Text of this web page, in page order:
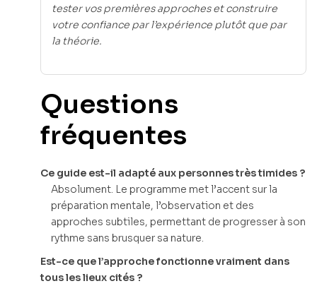
tester vos premières approches et construire
votre confiance par l’expérience plutôt que par
la théorie.
Questions
fréquentes
Ce guide est-il adapté aux personnes très timides ?
Absolument. Le programme met l’accent sur la
préparation mentale, l’observation et des
approches subtiles, permettant de progresser à son
rythme sans brusquer sa nature.
Est-ce que l’approche fonctionne vraiment dans
tous les lieux cités ?